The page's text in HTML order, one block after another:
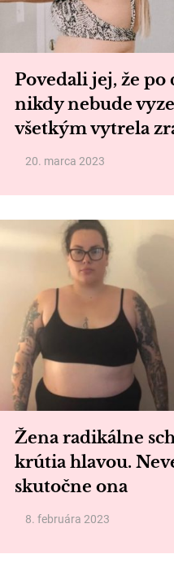
Povedali jej, že po
nikdy nebude
všetkým vytrela
20. marca 2023
Žena radikálne
krútia hlavou.
skutočne ona
8. februára 2023